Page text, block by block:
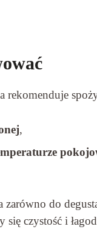
rekomenduje
,
zarówno do
się czystość i